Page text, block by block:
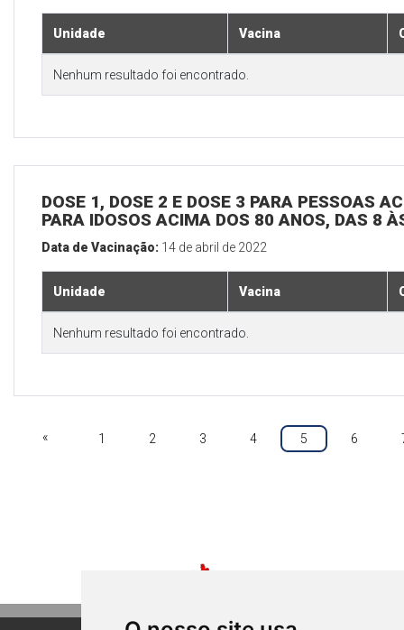
Unidade Vacina
Nenhum resultado foi encontrado.
DOSE 1, DOSE 2 E DOSE 3 PARA PESSOAS
PARA IDOSOS ACIMA DOS 80 ANOS, DAS 8
Data de Vacinação: 14 de abril de 2022
Unidade Vacina
Nenhum resultado foi encontrado.
« 1 2 3 4 5 6